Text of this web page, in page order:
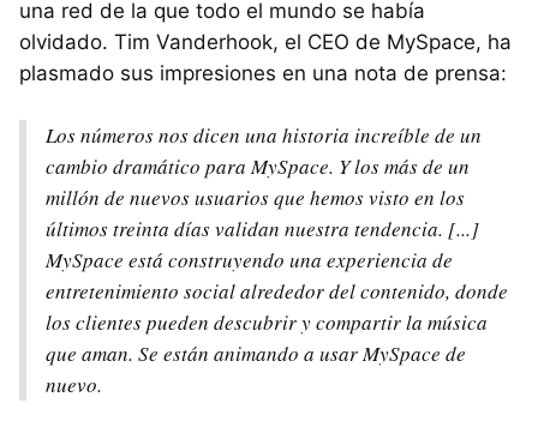
una red de la que todo el mundo se había
olvidado. Tim Vanderhook, el CEO de MySpace, ha
plasmado sus impresiones en una nota de prensa:
Los números nos dicen una historia increíble de un
cambio dramático para MySpace. Y los más de un
millón de nuevos usuarios que hemos visto en los
últimos treinta días validan nuestra tendencia. [...]
MySpace está construyendo una experiencia de
entretenimiento social alrededor del contenido, donde
los clientes pueden descubrir y compartir la música
que aman. Se están animando a usar MySpace de
nuevo.